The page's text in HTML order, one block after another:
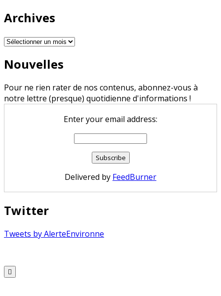
Archives
Archives
Nouvelles
Pour ne rien rater de nos contenus, abonnez-vous à
notre lettre (presque) quotidienne d'informations !
Enter your email address:
Delivered by FeedBurner
Twitter
Tweets by AlerteEnvironne
to